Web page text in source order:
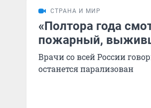
СТРАНА И МИР
«Полтора года
пожарный,
Врачи со всей России
останется парализован